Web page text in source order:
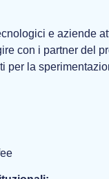
e aziende
con i partner del
per la